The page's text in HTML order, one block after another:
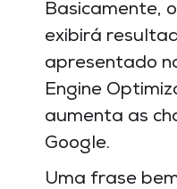
Basicamente,
exibirá
apresentado
Engine
aumenta as
Google.
Uma frase